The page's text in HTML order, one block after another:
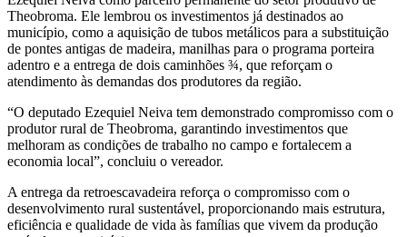
Theobroma. Ele lembrou os investimentos já destinados ao
município, como a aquisição de tubos metálicos para a substituição
de pontes antigas de madeira, manilhas para o programa porteira
adentro e a entrega de dois caminhões ¾, que reforçam o
atendimento às demandas dos produtores da região.
“O deputado Ezequiel Neiva tem demonstrado compromisso com o
produtor rural de Theobroma, garantindo investimentos que
melhoram as condições de trabalho no campo e fortalecem a
economia local”, concluiu o vereador.
A entrega da retroescavadeira reforça o compromisso com o
desenvolvimento rural sustentável, proporcionando mais estrutura,
eficiência e qualidade de vida às famílias que vivem da produção